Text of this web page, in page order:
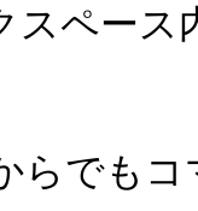
スペー
でも